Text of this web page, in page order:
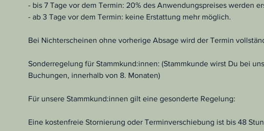
- bis 7 Tage vor dem Termin: 20% des Anwendungspreises werden
- ab 3 Tage vor dem Termin: keine Erstattung mehr möglich.
Bei Nichterscheinen ohne vorherige Absage wird der Termin
Sonderregelung für Stammkund:innen: (Stammkunde wirst Du bei
Buchungen, innerhalb von 8. Monaten)
Für unsere Stammkund:innen gilt eine gesonderte Regelung:
Eine kostenfreie Stornierung oder Terminverschiebung ist bis 48